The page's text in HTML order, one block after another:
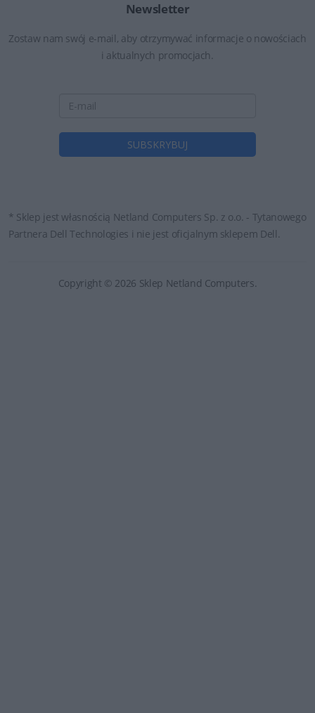
Newsletter
Zostaw nam swój e-mail, aby otrzymywać informacje o nowościach
i aktualnych promocjach.
* Sklep jest własnością Netland Computers Sp. z o.o. - Tytanowego
Partnera Dell Technologies i nie jest oficjalnym sklepem Dell.
Copyright © 2026 Sklep Netland Computers.